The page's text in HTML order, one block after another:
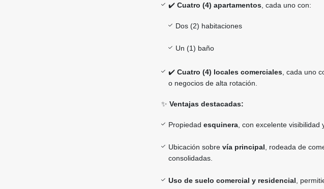
✔️ Cuatro (4) apartamentos , cada uno con:
Dos (2) habitaciones
Un (1) baño
✔️ Cuatro (4) locales comerciales , cada uno
o negocios de alta rotación.
✨ Ventajas destacadas:
Propiedad esquinera , con excelente visibilidad
Ubicación sobre vía principal , rodeada de
consolidadas.
Uso de suelo comercial y residencial ,